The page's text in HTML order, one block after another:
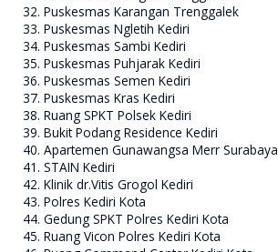
Puskesmas Karangan Trenggalek
Puskesmas Ngletih Kediri
Puskesmas Sambi Kediri
Puskesmas Puhjarak Kediri
Puskesmas Semen Kediri
Puskesmas Kras Kediri
Ruang SPKT Polsek Kediri
Bukit Podang Residence Kediri
Apartemen Gunawangsa Merr Surabaya
STAIN Kediri
Klinik dr.Vitis Grogol Kediri
Polres Kediri Kota
Gedung SPKT Polres Kediri Kota
Ruang Vicon Polres Kediri Kota